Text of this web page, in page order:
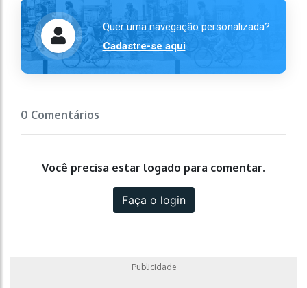
Quer uma navegação personalizada?
Cadastre-se aqui
0 Comentários
Você precisa estar logado para comentar.
Faça o login
Publicidade